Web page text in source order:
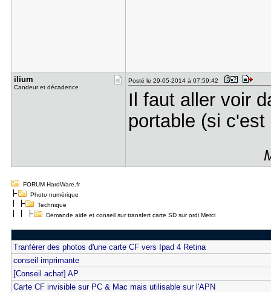
ilium
Candeur et décadence
Posté le 29-05-2014 à 07:59:42
Il faut aller voir
portable (si
FORUM HardWare.fr
Photo numérique
Technique
Demande aide et conseil sur transfert carte SD sur ordi Merci
Tranférer des photos d'une carte CF vers Ipad 4 Retina
conseil imprimante
[Conseil achat] AP
Carte CF invisible sur PC & Mac mais utilisable sur l'APN